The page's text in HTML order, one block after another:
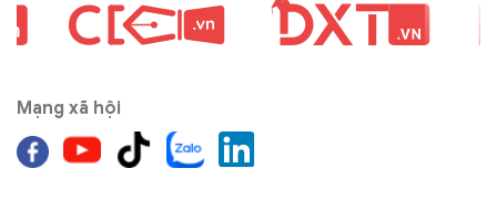
Mạng xã hội